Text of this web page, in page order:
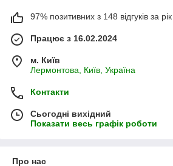
97% позитивних з 148 відгуків за рік
Працює з 16.02.2024
м. Київ
Лермонтова, Київ, Україна
Контакти
Сьогодні вихідний
Показати весь графік роботи
Про нас